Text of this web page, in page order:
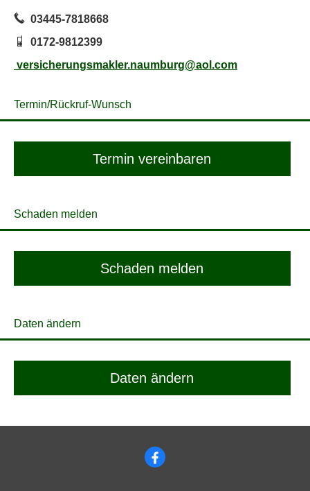
03445-7818668
0172-9812399
versicherungsmakler.naumburg@aol.com
Termin/Rück­ruf-Wunsch
Termin ver­ein­baren
Schaden melden
Schaden melden
Daten ändern
Daten ändern